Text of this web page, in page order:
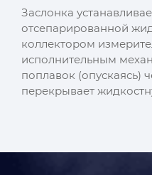
Заслонка
отсепарированной
коллектором
исполнительным
поплавок (опускаясь)
перекрывает